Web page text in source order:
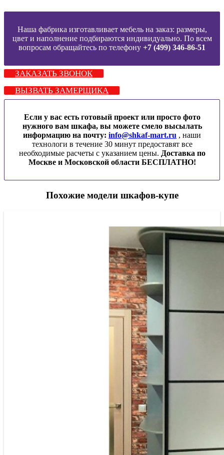
Наша фабрика изготавливает мебель на заказ: размеры,
цвет и наполнение подбираются индивидуально. По всем
вопросам обращайтесь по телефону +7 (499) 346-86-51
ЗАКАЗАТЬ ЗВОНОК
ВЫЗВАТЬ ЗАМЕРЩИКА
Если у вас есть готовый проект или просто фото
нужного вам шкафа, вы можете смело высылать
информацию на почту: info@shkaf-mart.ru , наши
технологи в течение 30 минут предоставят все
необходимые расчеты с указанием цены. Доставка по
Москве и Московской области БЕСПЛАТНО!
Похожие модели шкафов-купе